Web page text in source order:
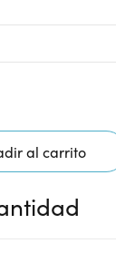
al carrito